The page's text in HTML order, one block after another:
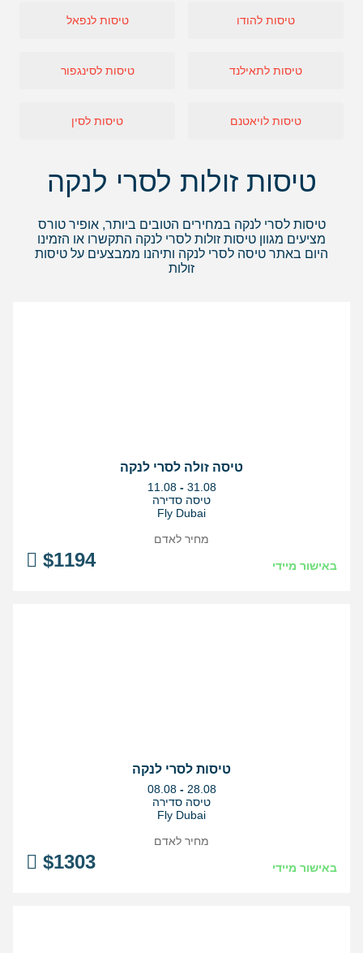
טיסות להודו טיסות לנפאל
טיסות לתאילנד טיסות לסינגפור
טיסות לויאטנם טיסות לסין
טיסות זולות לסרי לנקה
טיסות לסרי לנקה במחירים הטובים ביותר, אופיר טורס
מציעים מגוון טיסות זולות לסרי לנקה התקשרו או הזמינו
היום באתר טיסה לסרי לנקה ותיהנו ממבצעים על טיסות
זולות
טיסה זולה לסרי לנקה
בין
התאריכים,
11.08 - 31.08
טיסה סדירה
Fly Dubai
באישור מיידי $1194
מחיר לאדם
טיסות לסרי לנקה
בין
התאריכים,
08.08 - 28.08
טיסה סדירה
Fly Dubai
באישור מיידי $1303
מחיר לאדם